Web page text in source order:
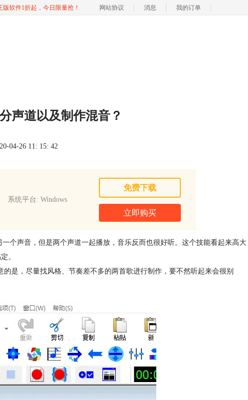
版软件1折起，今日限量抢！ 网站协议 消息 我的订单
声道以及制作混音？
04-26 11: 15: 42
系统平台: Windows
免费下载
立即购买
个声音，但是两个声道一起播放，音乐反而也很好听。这个技能看起来高大
。
是，尽量找风格、节奏差不多的两首歌进行制作，要不然听起来会很别